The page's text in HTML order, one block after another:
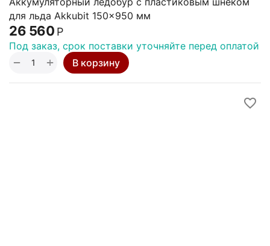
для льда Akkubit 150x950 мм
26 560 Р
Под заказ, срок поставки уточняйте перед оплатой
+
− В корзину